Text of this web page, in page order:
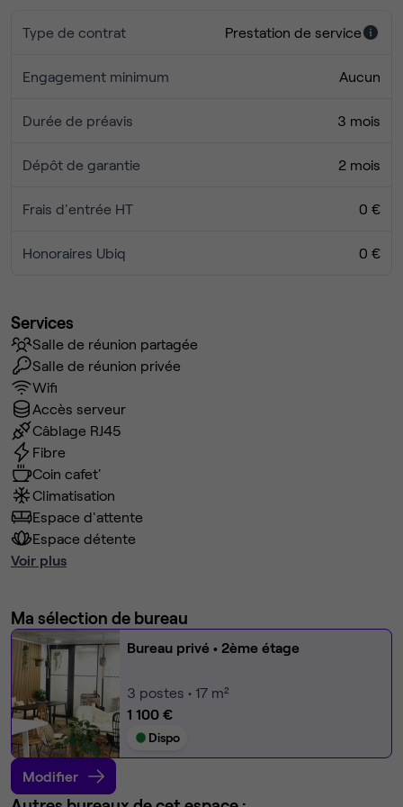
Type de contrat Prestation de service
Engagement minimum Aucun
Durée de préavis 3 mois
Dépôt de garantie 2 mois
Frais d'entrée HT 0 €
Honoraires Ubiq 0 €
Services
Salle de réunion partagée
Salle de réunion privée
Wifi
Accès serveur
Câblage RJ45
Fibre
Coin cafet'
Climatisation
Espace d'attente
Espace détente
Voir plus
Ma sélection de bureau
Bureau privé • 2ème étage
3 postes • 17 m²
1 100 €
Dispo
Modifier